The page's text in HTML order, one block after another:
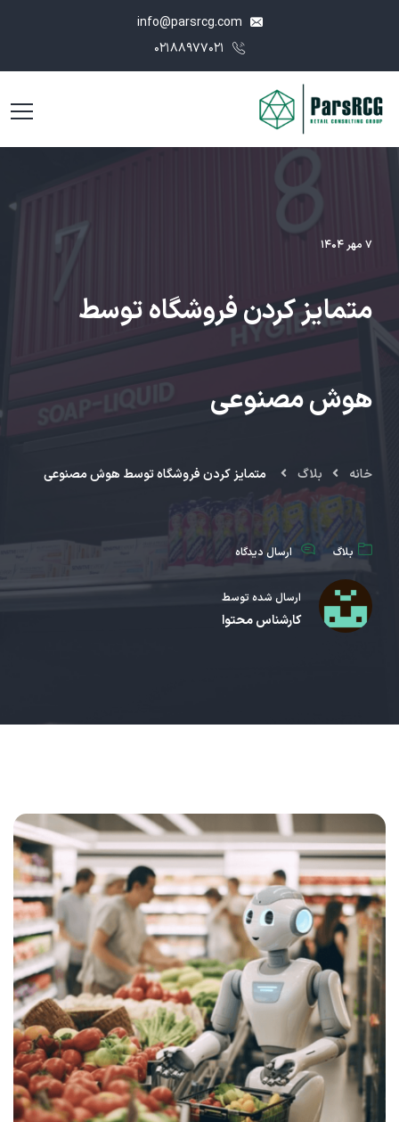
۷ مهر ۱۴۰۴
متمایز کردن فروشگاه‌ توسط
هوش مصنوعی
خانه بلاگ متمایز کردن فروشگاه‌ توسط هوش مصنوعی
بلاگ ارسال دیدگاه
ارسال شده توسط
کارشناس محتوا